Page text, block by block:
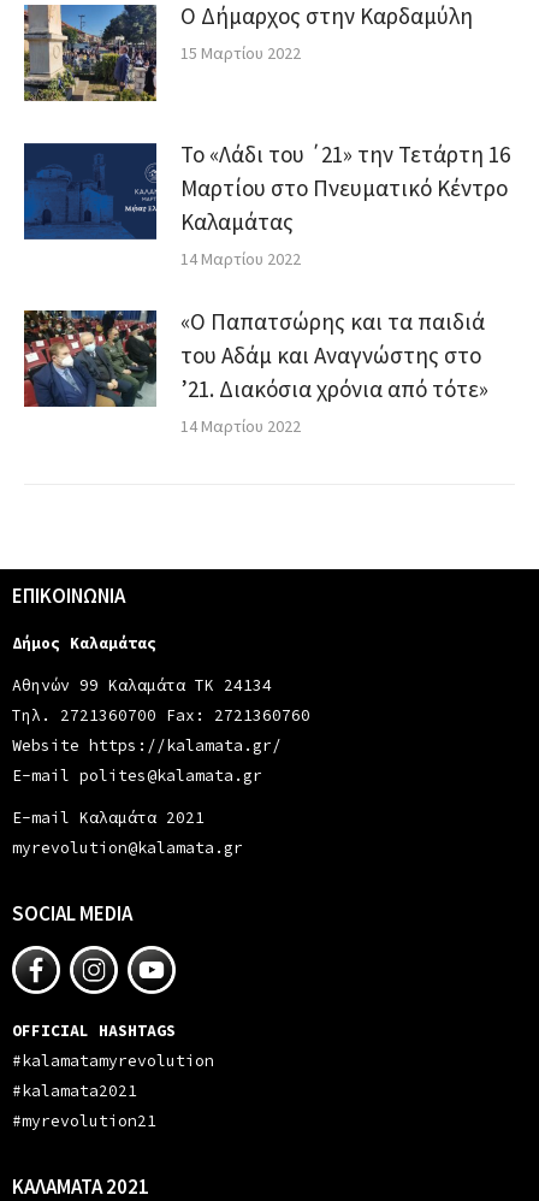
Ο Δήμαρχος στην Καρδαμύλη
15 Μαρτίου 2022
Το «Λάδι του ΄21» την Τετάρτη 16
Μαρτίου στο Πνευματικό Κέντρο
Καλαμάτας
14 Μαρτίου 2022
«Ο Παπατσώρης και τα παιδιά
του Αδάμ και Αναγνώστης στο
’21. Διακόσια χρόνια από τότε»
14 Μαρτίου 2022
ΕΠΙΚΟΙΝΩΝΙΑ
Δήμος Καλαμάτας
Αθηνών 99 Καλαμάτα ΤΚ 24134
Τηλ. 2721360700 Fax: 2721360760
Website https://kalamata.gr/
E-mail polites@kalamata.gr
E-mail Καλαμάτα 2021
myrevolution@kalamata.gr
SOCIAL MEDIA
OFFICIAL HASHTAGS
#kalamatamyrevolution
#kalamata2021
#myrevolution21
ΚΑΛΑΜΑΤΑ 2021